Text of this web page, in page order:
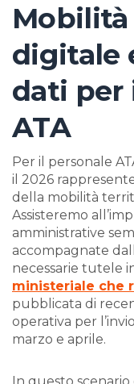
Mobilità
digitale
dati per
ATA
Per il personale
il 2026
della mobilità
Assisteremo
amministrative
accompagnate
necessarie tutele
ministeriale che
pubblicata di
operativa per
marzo e aprile.